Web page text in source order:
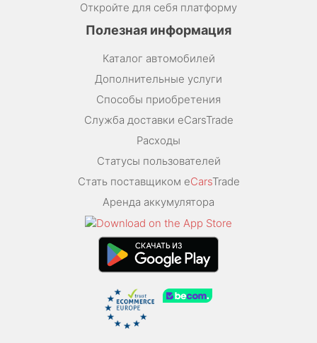
Откройте для себя платформу
Полезная информация
Каталог автомобилей
Дополнительные услуги
Способы приобретения
Служба доставки eCarsTrade
Расходы
Статусы пользователей
Стать поставщиком eCarsTrade
Аренда аккумулятора